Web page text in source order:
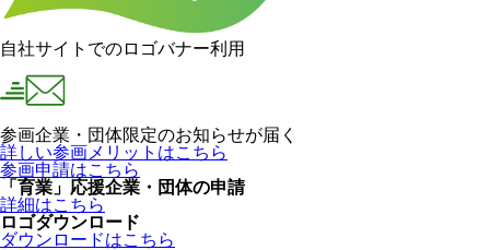
自社サイトでのロゴバナー利用
参画企業・団体限定のお知らせが届く
詳しい参画メリットはこちら
参画申請はこちら
「育業」応援企業・団体の申請
詳細はこちら
ロゴダウンロード
ダウンロードはこちら